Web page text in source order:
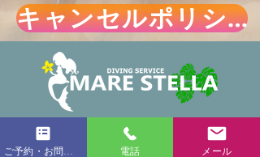
キャンセルポリシー
〒690－1221
島根県松江市美保関町北浦362-1
​ＴＥＬ：​0852-75-0002
電話 メール